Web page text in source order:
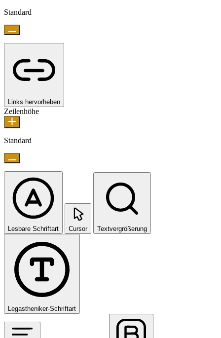
Standard
Links hervorheben
Zeilenhöhe
Standard
Lesbare Schriftart Cursor Textvergrößerung
Legastheniker-Schriftart